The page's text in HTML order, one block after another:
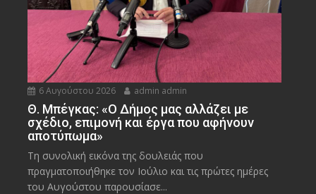
6 Αυγούστου 2026 admin admin
Θ. Μπέγκας: «Ο Δήμος μας αλλάζει με
σχέδιο, επιμονή και έργα που αφήνουν
αποτύπωμα»
Τη συνολική εικόνα της δουλειάς που
πραγματοποιήθηκε τον Ιούλιο και τις πρώτες ημέρες
του Αυγούστου παρουσίασε...